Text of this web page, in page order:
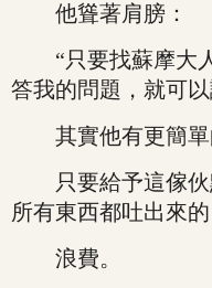
他聳著肩膀：
“只要找蘇摩大人
答我的問題，就可
其實他有更簡單
只要給予這傢伙
所有東西都吐出來
浪費。